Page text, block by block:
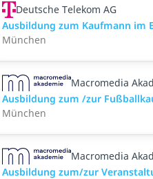
Deutsche Telekom AG
Ausbildung zum Kaufmann im
München
Macromedia
Ausbildung zum /zur
München
Macromedia
Ausbildung zum/zur